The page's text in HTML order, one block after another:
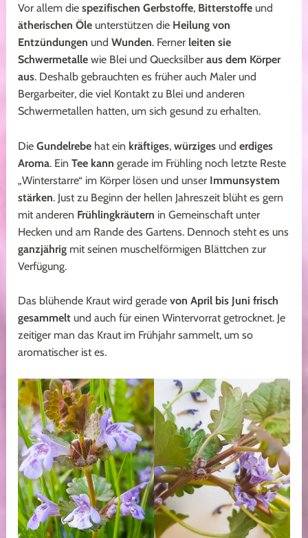
Vor allem diespezifischen Gerbstoffe, Bitterstoffe und
ätherischen Öle unterstützen die Heilung von
Entzündungen undWunden. Ferner leiten sie
Schwermetalle wie Blei und Quecksilberaus dem Körper
aus. Deshalb gebrauchten es früher auch Maler und
Bergarbeiter, die viel Kontakt zu Blei und anderen
Schwermetallen hatten, um sich gesund zu erhalten.
DieGundelrebe hat ein kräftiges,würziges und erdiges
Aroma. EinTee kann gerade im Frühling noch letzte Reste
„Winterstarre“ im Körper lösen und unser Immunsystem
stärken. Just zu Beginn der hellen Jahreszeit blüht es gern
mit anderen Frühlingkräutern in Gemeinschaft unter
Hecken und am Rande des Gartens. Dennoch steht es uns
ganzjährig mit seinen muschelförmigen Blättchen zur
Verfügung.
Das blühende Kraut wird gerade von April bis Juni frisch
gesammelt und auch für einen Wintervorrat getrocknet. Je
zeitiger man das Kraut im Frühjahr sammelt, um so
aromatischer ist es.